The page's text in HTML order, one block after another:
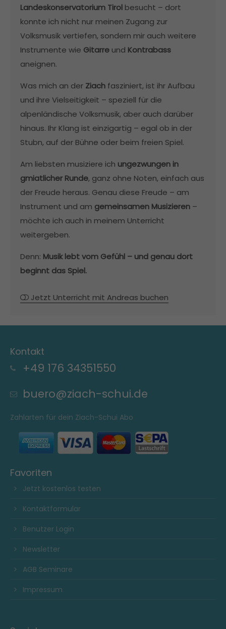
Landeskonservatorium Tirol besucht – dort
konnte ich nicht nur meinen Zugang zur
Volksmusik vertiefen, sondern mir auch weitere
Instrumente wie Gitarre und Kontrabass
aneignen.
Was mich an der Ziach fasziniert, ist ihr Aufbau
und ihre Vielseitigkeit – speziell für die
alpenländische Volksmusik, aber auch darüber
hinaus. Ihr Klang ist einzigartig – egal ob in der
Stubn, auf der Bühne oder beim freien Spiel.
Am liebsten musiziere ich ungezwungen in
gmiatlicher Runde, ganz ohne Noten, einfach aus
der Freude heraus. Genau diese Freude – am
Instrument und am gemeinsamen Musizieren –
möchte ich auch in meinem Unterricht
weitergeben.
Denn: Musik lebt vom Gefühl – und genau dort
beginnt das Spiel.
Jetzt Unterricht mit Andreas buchen
Kontakt
+49 176 34351550
buero@ziach-schui.de
Zahlarten für dein Ziach-Schui Abo
Favoriten
Jetzt kostenlos testen
Kontaktformular
Benutzer Login
Newsletter
AGB Seminare
Impressum